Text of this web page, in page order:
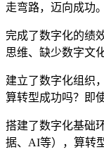
走弯路，迈向成功
完成了数字化的绩
思维、缺少数字文化
建立了数字化组织
算转型成功吗？即
搭建了数字化基础
据、AI等），算转